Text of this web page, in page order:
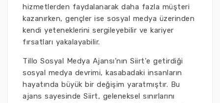
hizmetlerden faydalanarak daha fazla müşteri
kazanırken, gençler ise sosyal medya üzerinden
kendi yeteneklerini sergileyebilir ve kariyer
fırsatları yakalayabilir.
Tillo Sosyal Medya Ajansı'nın Siirt'e getirdiği
sosyal medya devrimi, kasabadaki insanların
hayatında büyük bir değişim yaratmıştır. Bu
ajans sayesinde Siirt, geleneksel sınırlarını